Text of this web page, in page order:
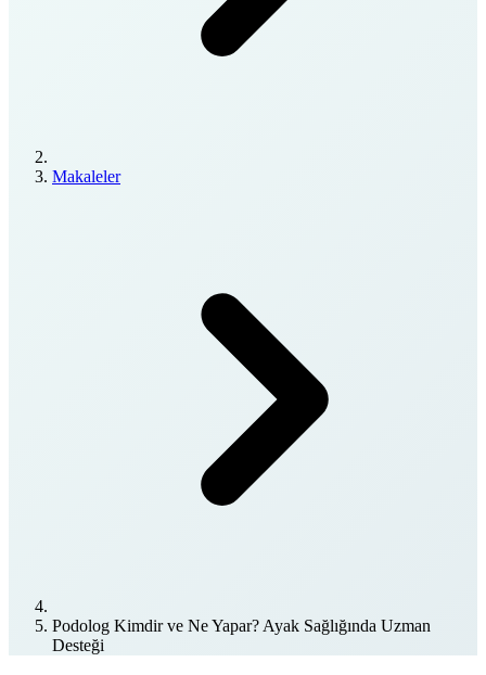
Makaleler
Podolog Kimdir ve Ne Yapar? Ayak Sağlığında Uzman
Desteği